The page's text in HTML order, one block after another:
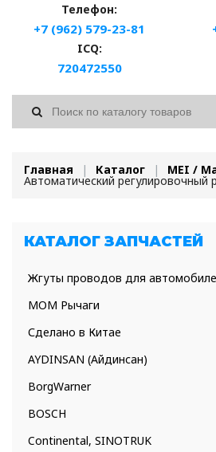
Телефон:
+7 (962) 579-23-81
ICQ:
720472550
Главная Каталог MEI /
Автоматический регулировочный
КАТАЛОГ ЗАПЧАСТЕЙ
Жгуты проводов для
МОМ Рычаги
Сделано в Китае
AYDINSAN (Айдинсан)
BorgWarner
BOSCH
Continental, SINOTRUK